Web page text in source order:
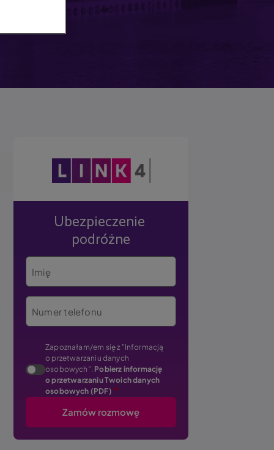
Obraz
Ubezpieczenie
podróżne
Imię
Numer telefonu
Zapoznałam/em się z "Informacją
o przetwarzaniu danych
osobowych". Pobierz informację
o przetwarzaniu Twoich danych
osobowych (PDF)